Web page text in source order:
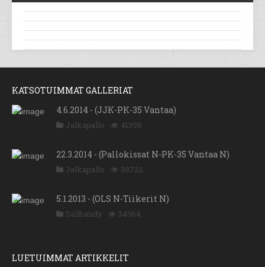
KATSOTUIMMAT GALLERIAT
4.6.2014 - (JJK-PK-35 Vantaa)
Jalkapallo 41398
22.3.2014 - (Pallokissat N-PK-35 Vantaa N)
Jalkapallo 38722
5.1.2013 - (OLS N-Tiikerit N)
Salibandy 34364
LUETUIMMAT ARTIKKELIT